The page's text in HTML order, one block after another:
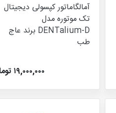
آمالگاماتور کپسولی دیجیتال
تک موتوره مدل
DENTalium-D برند عاج
طب
۱۹,۰۰۰,۰۰۰ تومان